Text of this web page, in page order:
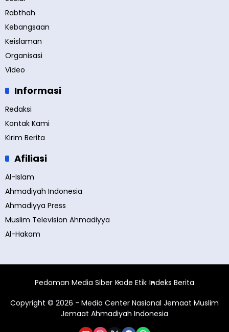
Rabthah
Kebangsaan
Keislaman
Organisasi
Video
Informasi
Redaksi
Kontak Kami
Kirim Berita
Afiliasi
Al-Islam
Ahmadiyah Indonesia
Ahmadiyya Press
Muslim Television Ahmadiyya
Al-Hakam
Pedoman Media Siber Kode Etik Indeks Berita
Copyright © 2026 - Media Center Nasional Jemaat Muslim
Jemaat Ahmadiyah Indonesia